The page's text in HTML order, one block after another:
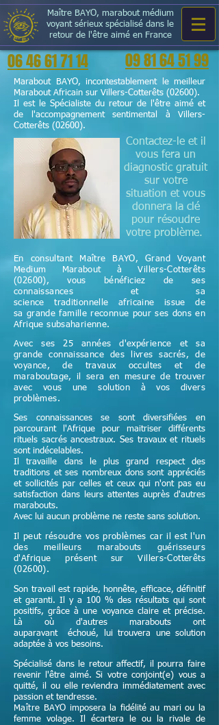
Maître BAYO, marabout médium
voyant sérieux spécialisé dans le
retour de l'être aimé en France
06 46 61 71 14 09 81 64 51 99
Marabout BAYO, incontestablement le meilleur
Marabout Africain sur Villers-Cotterêts (02600).
Il est le Spécialiste du retour de l'être aimé et
de l'accompagnement sentimental à Villers-
Cotterêts (02600).
Contactez-le et il
vous fera un
diagnostic gratuit
sur votre
situation et vous
donnera la clé
pour résoudre
votre problème.
En consultant Maître BAYO, Grand Voyant
Medium Marabout à Villers-Cotterêts
(02600), vous bénéficiez de ses
connaissances et sa
sciencetraditionnelle africaine issue de
sa grande famille reconnue pour ses dons en
Afrique subsaharienne.
Avec ses 25 années d'expérience et sa
grande connaissance des livres sacrés, de
voyance, de travaux occultes et de
maraboutage, il sera en mesure de trouver
avec vous une solution à vos divers
problèmes.
Ses connaissances se sont diversifiées en
parcourant l'Afrique pour maitriser différents
rituels sacrés ancestraux. Ses travaux et rituels
sont indécelables.
Il travaille dans le plus grand respect des
traditions et ses nombreux dons sont appréciés
et sollicités par celles et ceux qui n'ont pas eu
satisfaction dans leurs attentes auprès d'autres
marabouts.
Avec lui aucun problème ne reste sans solution.
Il peut résoudre vos problèmes car il est l'un
des meilleurs marabouts guérisseurs
d'Afriqueprésent sur Villers-Cotterêts
(02600).
Son travail est rapide, honnête, efficace, définitif
et garanti. Il y a 100 % des résultats qui sont
positifs, grâce à une voyance claire et précise.
Là où d'autres marabouts ont
auparavant échoué, lui trouvera une solution
adaptée à vos besoins.
Spécialisé dans le retour affectif, il pourra faire
revenir l'être aimé. Si votre conjoint(e) vous a
quitté, il ou elle reviendra immédiatement avec
passion et tendresse.
Maître BAYO imposera la fidélité au mari ou la
femme volage. Il écartera le ou la rivale de